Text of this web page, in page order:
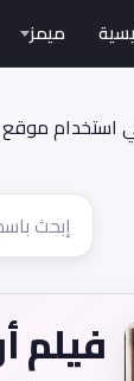
استخدام
ميمز
فيلم